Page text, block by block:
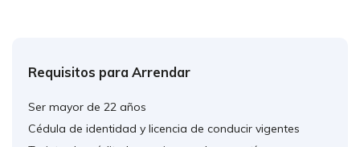
Requisitos para Arrendar
Ser mayor de 22 años
Cédula de identidad y licencia de conducir vigentes